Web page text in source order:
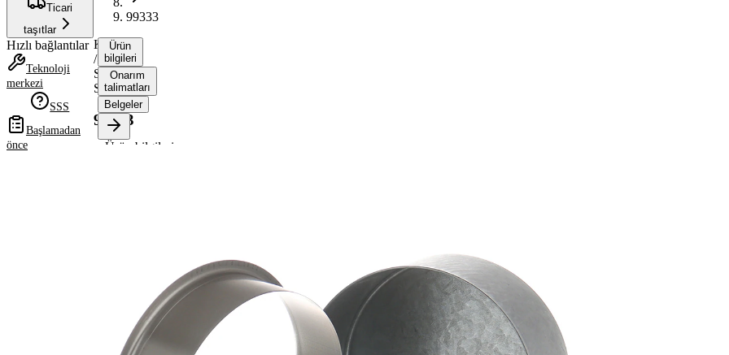
Ticari
taşıtlar
Hızlı bağlantılar
Teknoloji
merkezi
SSS
Başlamadan
önce
99333
Kovan
/
Speedi-
Sleeve
99333
Ürün
bilgileri
Onarım
talimatları
Belgeler
Ürün bilgileri
84,89
mm
derinliği
35,00
mm